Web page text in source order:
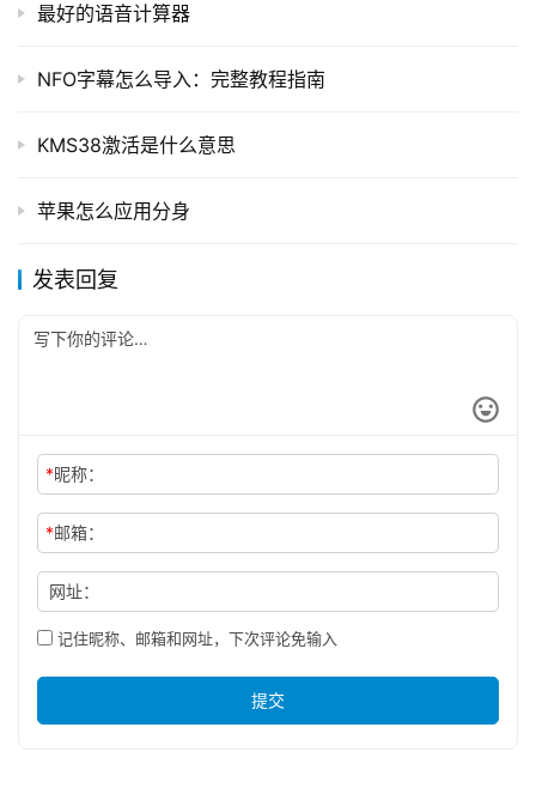
最好的语音计算器
NFO字幕怎么导入：完整教程指南
KMS38激活是什么意思
苹果怎么应用分身
发表回复
*昵称：
*邮箱：
网址：
记住昵称、邮箱和网址，下次评论免输入
提交